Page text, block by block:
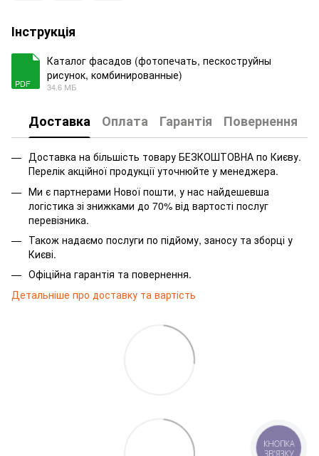
Інструкція
PDF
Каталог фасадов (фотопечать, пескоструйны
рисунок, комбинированные)
34.6 МБ
Доставка Оплата Гарантія Повернення
Доставка на більшість товару БЕЗКОШТОВНА по Києву.
Перелік акційної продукції уточнюйте у менеджера.
Ми є партнерами Нової пошти, у нас найдешевша
логістика зі знижками до 70% від вартості послуг
перевізника.
Також надаємо послуги по підйому, заносу та зборці у
Києві.
Офіційна гарантія та повернення.
Детальніше про доставку та вартість
КНОПКА
ЗВ'ЯЗКУ